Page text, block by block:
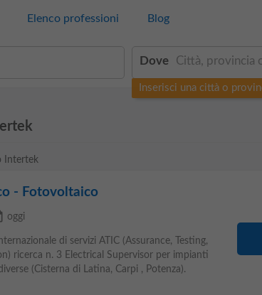
Elenco professioni Blog
Dove
Inserisci una città o
Intertek
- Fotovoltaico
oggi
di servizi ATIC (Assurance, Testing,
ricerca n. 3 Electrical Supervisor per impianti
(Cisterna di Latina, Carpi , Potenza).